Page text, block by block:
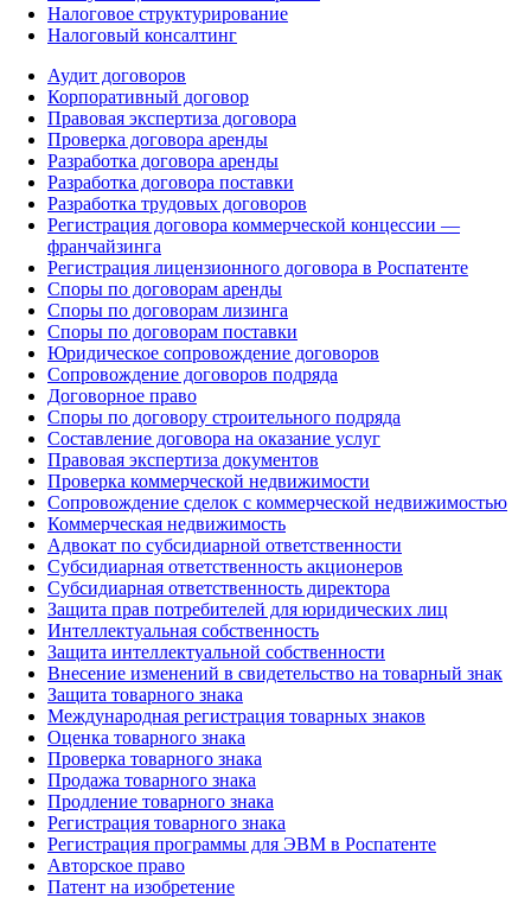
Налоговое структурирование
Налоговый консалтинг
Аудит договоров
Корпоративный договор
Правовая экспертиза договора
Проверка договора аренды
Разработка договора аренды
Разработка договора поставки
Разработка трудовых договоров
Регистрация договора коммерческой концессии —
франчайзинга
Регистрация лицензионного договора в Роспатенте
Споры по договорам аренды
Споры по договорам лизинга
Споры по договорам поставки
Юридическое сопровождение договоров
Сопровождение договоров подряда
Договорное право
Споры по договору строительного подряда
Составление договора на оказание услуг
Правовая экспертиза документов
Проверка коммерческой недвижимости
Сопровождение сделок с коммерческой недвижимостью
Коммерческая недвижимость
Адвокат по субсидиарной ответственности
Субсидиарная ответственность акционеров
Субсидиарная ответственность директора
Защита прав потребителей для юридических лиц
Интеллектуальная собственность
Защита интеллектуальной собственности
Внесение изменений в свидетельство на товарный знак
Защита товарного знака
Международная регистрация товарных знаков
Оценка товарного знака
Проверка товарного знака
Продажа товарного знака
Продление товарного знака
Регистрация товарного знака
Регистрация программы для ЭВМ в Роспатенте
Авторское право
Патент на изобретение